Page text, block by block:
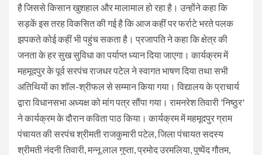
है जिससे किसान खुशहाल और मालामाल हो रहा है। उन्होंने कहा कि
सड़कें इस तरह विकसित की गई है कि आज कहीं पर फर्राटे भरते पलक
झपकते कोई कहीं भी पहुंच सकता है। प्रजापति ने कहा कि क्षेत्र की
जनता के हर सुख सुविधा का पर्याप्त ध्यान दिया जाएगा। कार्यक्रम में
महमूदपुर के पूर्व सरपंच राजधर पटेल ने स्वागत भाषण दिया तथा सभी
अतिथियों का शॉल-श्रीफल से सम्मान किया गया। विद्यालय के प्राचार्य
द्वारा विधानसभा अध्यक्ष को मांग पत्र सौंपा गया। रामनरेश तिवारी 'निष्ठुर'
ने कार्यक्रम के दौरान कविता पाठ किया। कार्यक्रम में महमूदपुर ग्राम
पंचायत की सरपंच श्रीमती राजकुमारी पटेल, जिला पंचायत सदस्य
श्रीमती नंदनी तिवारी, मन्नू लाल गुप्ता, प्रमोद उरमलिया, पुष्पेंद गौतम,